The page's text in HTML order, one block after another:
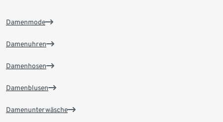
Damenmode
Damenuhren
Damenhosen
Damenblusen
Damenunterwäsche